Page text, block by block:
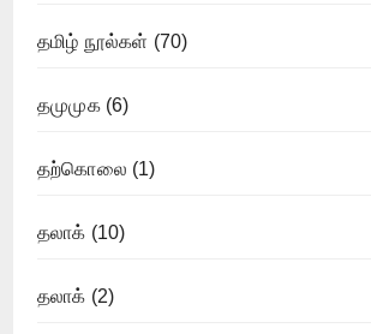
தமிழ் நூல்கள் (70)
தமுமுக(6)
தற்கொலை (1)
தலாக் (10)
தலாக் (2)